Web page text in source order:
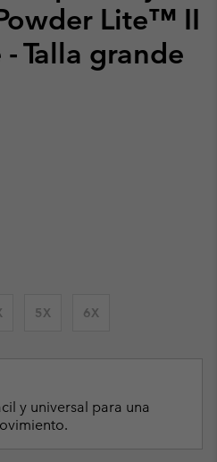
Lite™ II
Talla grande
5X 6X
y universal para una